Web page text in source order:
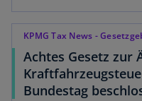
KPMG Tax News -
Achtes Gesetz zur
Bundestag